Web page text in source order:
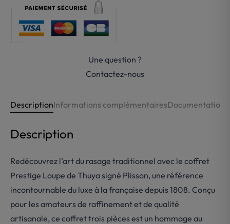
laiton
bois
Une question ?
Contactez-nous
DescriptionInformations complémentairesDocumentations
Description
Redécouvrez l’art du rasage traditionnel avec le coffret
Prestige Loupe de Thuya signé Plisson, une référence
incontournable du luxe à la française depuis 1808. Conçu
pour les amateurs de raffinement et de qualité
artisanale, ce coffret trois pièces est un hommage au